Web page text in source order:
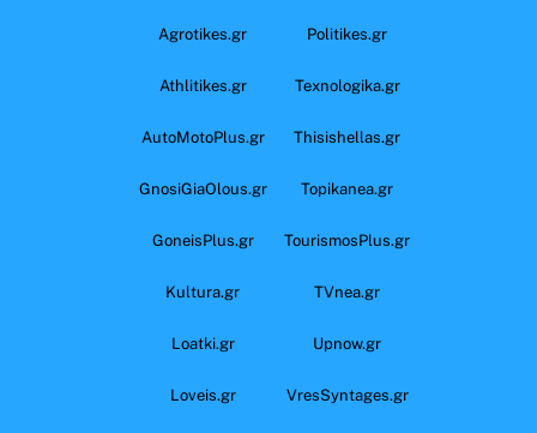
Agrotikes.gr Politikes.gr
Athlitikes.gr Texnologika.gr
AutoMotoPlus.gr Thisishellas.gr
GnosiGiaOlous.gr Topikanea.gr
GoneisPlus.gr TourismosPlus.gr
Kultura.gr TVnea.gr
Loatki.gr Upnow.gr
Loveis.gr VresSyntages.gr